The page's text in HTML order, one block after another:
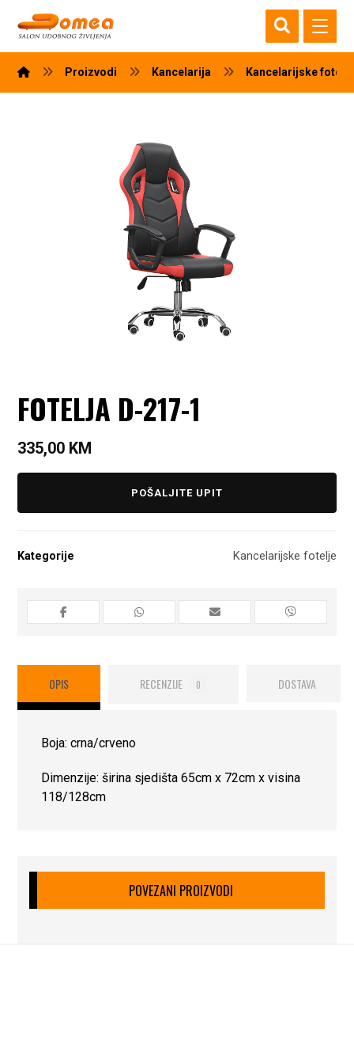
Proizvodi Kancelarija Kancelarijske fotelje
FOTELJA D-217-1
335,00 KM
POŠALJITE UPIT
Kategorije Kancelarijske fotelje
OPIS RECENZIJE 0 DOSTAVA
Boja: crna/crveno
Dimenzije: širina sjedišta 65cm x 72cm x visina
118/128cm
POVEZANI PROIZVODI